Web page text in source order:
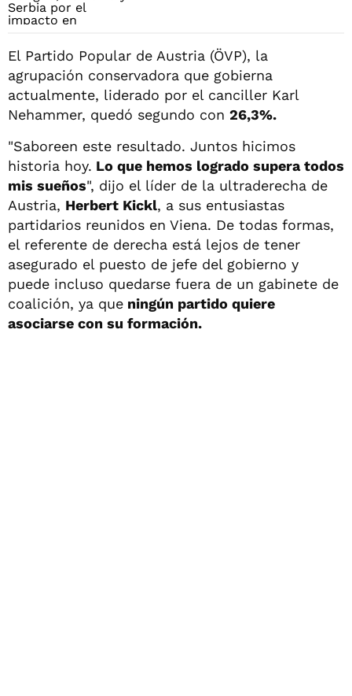
El Partido Popular de Austria (ÖVP), la
agrupación conservadora que gobierna
actualmente, liderado por el canciller Karl
Nehammer, quedó segundo con 26,3%.
"Saboreen este resultado. Juntos hicimos
historia hoy. Lo que hemos logrado supera todos
mis sueños", dijo el líder de la ultraderecha de
Austria, Herbert Kickl, a sus entusiastas
partidarios reunidos en Viena. De todas formas,
el referente de derecha está lejos de tener
asegurado el puesto de jefe del gobierno y
puede incluso quedarse fuera de un gabinete de
coalición, ya que ningún partido quiere
asociarse con su formación.